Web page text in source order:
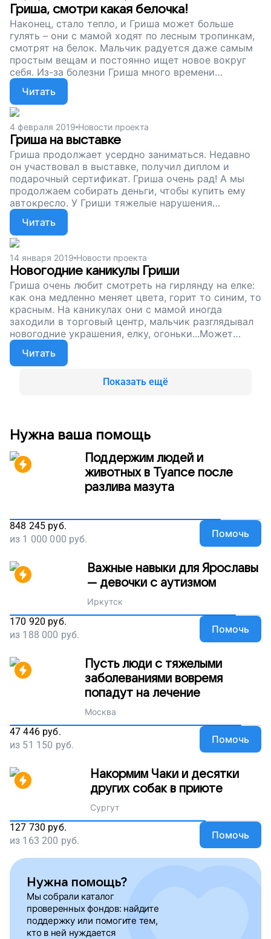
Гриша, смотри какая белочка!
Наконец, стало тепло, и Гриша может больше
гулять – они с мамой ходят по лесным тропинкам,
смотрят на белок. Мальчик радуется даже самым
простым вещам и постоянно ищет новое вокруг
себя. Из-за болезни Гриша много времени
проводит в разъездах – нужно то к врачу, то на
терапию, то обследоваться...Мы собираем деньги
на специальное автокресло для Гриши. Помогите
мальчику стать сильнее, поддержите наш проект!
Читать
4 февраля 2019 Новости проекта
Гриша на выставке
Гриша продолжает усердно заниматься. Недавно
он участвовал в выставке, получил диплом и
подарочный сертификат. Гриша очень рад! А мы
продолжаем собирать деньги, чтобы купить ему
автокресло. У Гриши тяжелые нарушения
здоровья, и ему важно правильно и безопасно
сидеть в машине во время долгих поездок.
Поддержите наш проект!
Читать
14 января 2019 Новости проекта
Новогодние каникулы Гриши
Гриша очень любит смотреть на гирлянду на елке:
как она медленно меняет цвета, горит то синим, то
красным. На каникулах они с мамой иногда
заходили в торговый центр, мальчик разглядывал
новогодние украшения, елку, огоньки...Может
быть, о чем-то мечтает, глядя на гирлянды и шары,
о каком-то маленьком чуде. Сейчас мы
продолжаем собирать деньги на специальное
автокресло для Гриши: у мальчика тяжелые
Читать
Показать ещё
Нужна ваша помощь
Поддержим людей и
животных в Туапсе после
разлива мазута
848 245 руб.
из 1 000 000 руб. Помочь
Важные навыки для Ярославы
— девочки с аутизмом
Иркутск
170 920 руб.
из 188 000 руб. Помочь
Пусть люди с тяжелыми
заболеваниями вовремя
попадут на лечение
Москва
47 446 руб.
из 51 150 руб. Помочь
Накормим Чаки и десятки
других собак в приюте
Сургут
127 730 руб.
из 163 200 руб. Помочь
Нужна помощь?
Мы собрали каталог
проверенных фондов: найдите
поддержку или помогите тем,
кто в ней нуждается